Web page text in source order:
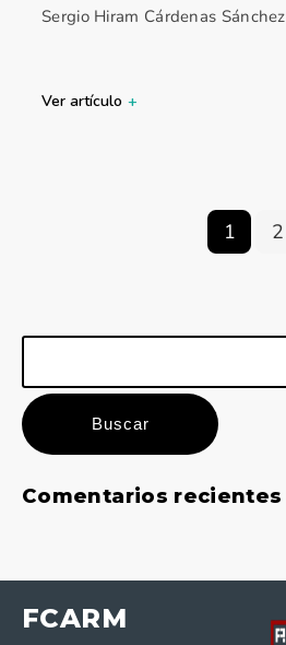
Sergio Hiram Cárdenas Sánchez
Ver artículo +
1 2
Buscar:
Comentarios recientes
FCARM